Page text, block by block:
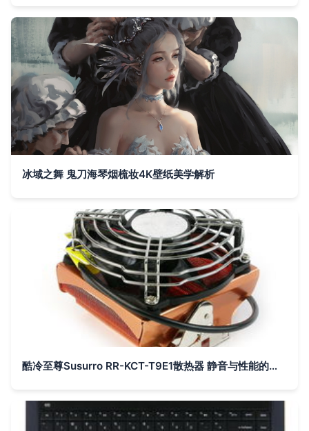
冰域之舞 鬼刀海琴烟梳妆4K壁纸美学解析
酷冷至尊Susurro RR-KCT-T9E1散热器 静音与性能的均衡之选